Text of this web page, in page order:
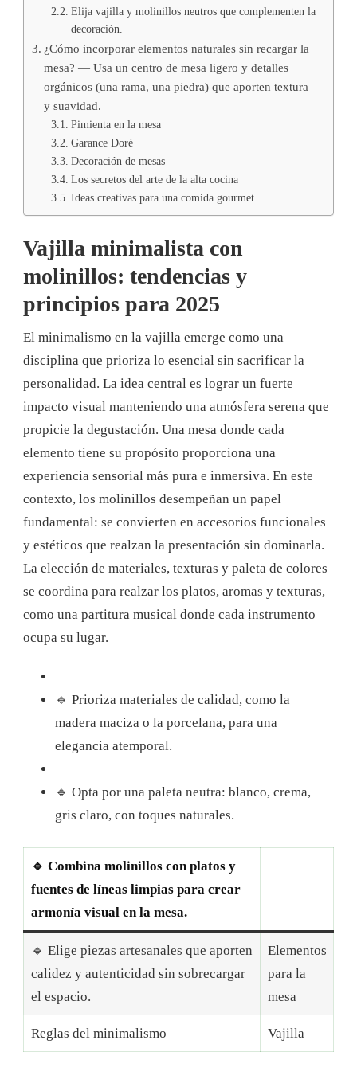
Elija vajilla y molinillos neutros que complementen la
decoración.
¿Cómo incorporar elementos naturales sin recargar la
mesa? — Usa un centro de mesa ligero y detalles
orgánicos (una rama, una piedra) que aporten textura
y suavidad.
Pimienta en la mesa
Garance Doré
Decoración de mesas
Los secretos del arte de la alta cocina
Ideas creativas para una comida gourmet
Vajilla minimalista con
molinillos: tendencias y
principios para 2025
El minimalismo en la vajilla emerge como una
disciplina que prioriza lo esencial sin sacrificar la
personalidad. La idea central es lograr un fuerte
impacto visual manteniendo una atmósfera serena que
propicie la degustación. Una mesa donde cada
elemento tiene su propósito proporciona una
experiencia sensorial más pura e inmersiva. En este
contexto, los molinillos desempeñan un papel
fundamental: se convierten en accesorios funcionales
y estéticos que realzan la presentación sin dominarla.
La elección de materiales, texturas y paleta de colores
se coordina para realzar los platos, aromas y texturas,
como una partitura musical donde cada instrumento
ocupa su lugar.
🔹 Prioriza materiales de calidad, como la
madera maciza o la porcelana, para una
elegancia atemporal.
🔹 Opta por una paleta neutra: blanco, crema,
gris claro, con toques naturales.
🔹 Combina molinillos con platos y
fuentes de líneas limpias para crear
armonía visual en la mesa.
🔹 Elige piezas artesanales que aporten
calidez y autenticidad sin sobrecargar
el espacio.
Elementos
para la
mesa
Reglas del minimalismo Vajilla